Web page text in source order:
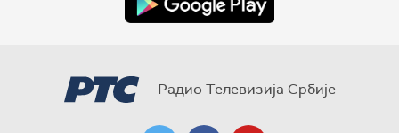
Радио Телевизија Србије